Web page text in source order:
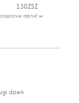
130ZSZ
różnić w
dzień